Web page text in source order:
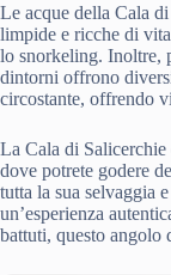
Le acque della Cala
limpide e ricche di
lo snorkeling. Inoltre,
dintorni offrono
circostante, offrendo
La Cala di
dove potrete godere
tutta la sua selvaggia
un’esperienza
battuti, questo angolo